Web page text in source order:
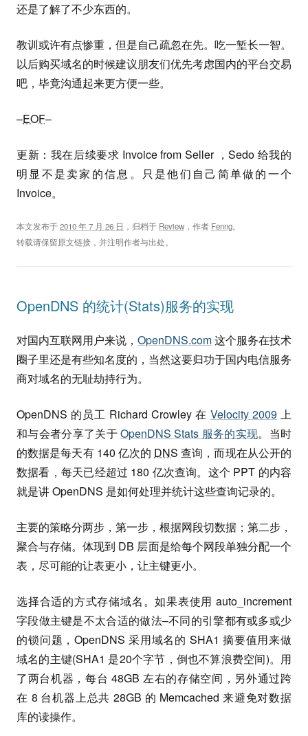
还是了解了不少东西的。
教训或许有点惨重，但是自己疏忽在先。吃一堑长一智。
以后购买域名的时候建议朋友们优先考虑国内的平台交易
吧，毕竟沟通起来更方便一些。
–EOF–
更新：我在后续要求 Invoice from Seller ，Sedo 给我的
明显不是卖家的信息。只是他们自己简单做的一个
Invoice。
本文发布于2010 年 7 月 26 日 ，归档于 Review ，作者 Fenng。
转载请保留原文链接，并注明作者与出处。
OpenDNS 的统计(Stats)服务的实现
对国内互联网用户来说， OpenDNS.com这个服务在技术
圈子里还是有些知名度的，当然这要归功于国内电信服务
商对域名的无耻劫持行为。
OpenDNS 的员工 Richard Crowley 在 Velocity 2009 上
和与会者分享了关于OpenDNS Stats 服务的实现。当时
的数据是每天有 140 亿次的 DNS 查询，而现在从公开的
数据看，每天已经超过 180 亿次查询。这个 PPT 的内容
就是讲 OpenDNS 是如何处理并统计这些查询记录的。
主要的策略分两步，第一步，根据网段切数据；第二步，
聚合与存储。体现到 DB 层面是给每个网段单独分配一个
表，尽可能的让表更小，让主键更小。
选择合适的方式存储域名。如果表使用 auto_increment
字段做主键是不太合适的做法–不同的引擎都有或多或少
的锁问题，OpenDNS 采用域名的 SHA1 摘要值用来做
域名的主键(SHA1 是20个字节，倒也不算浪费空间)。用
了两台机器，每台 48GB 左右的存储空间，另外通过跨
在 8 台机器上总共 28GB 的 Memcached 来避免对数据
库的读操作。